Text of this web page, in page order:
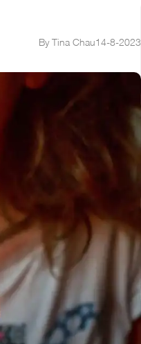
By Tina Chau14-8-2023